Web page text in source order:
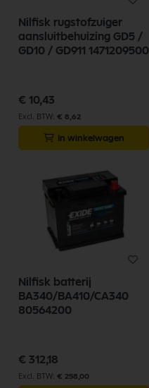
Nilfisk rugstofzuiger
aansluitbehuizing GD5 /
GD10 / GD911 1471209500
€ 10,43
€ 8,62
In winkelwagen
Nilfisk batterij
BA340/BA410/CA340
80564200
€ 312,18
€ 258,00